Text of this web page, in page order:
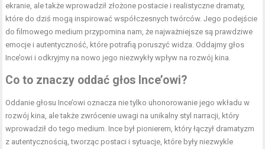
ekranie, ale także wprowadził złożone postacie i realistyczne dramaty,
które do dziś mogą inspirować współczesnych twórców. Jego podejście
do filmowego medium przypomina nam, że najważniejsze są prawdziwe
emocje i autentyczność, które potrafią poruszyć widza. Oddajmy głos
Ince’owi i odkryjmy na nowo jego niezwykły wpływ na rozwój kina.
Co to znaczy oddać głos Ince’owi?
Oddanie głosu Ince’owi oznacza nie tylko uhonorowanie jego wkładu w
rozwój kina, ale także zwrócenie uwagi na unikalny styl narracji, który
wprowadził do tego medium. Ince był pionierem, który łączył dramatyzm
z autentycznością, tworząc postaci i sytuacje, które były niezwykle